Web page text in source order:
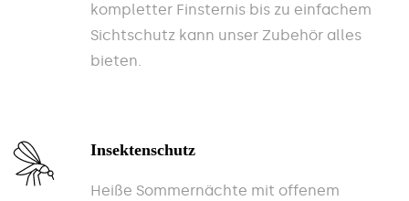
kompletter Finsternis bis zu einfachem
Sichtschutz kann unser Zubehör alles
bieten.
Insektenschutz
Heiße Sommernächte mit offenem